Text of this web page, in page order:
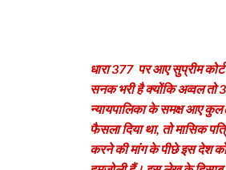
धारा 377 पर आए सुप्रीम
सनक भरी है क्‍योंकि अव्‍वल तो
न्‍यायपालिका के समक्ष आए कुल
फैसला दिया था, तो मासिक
करने की मांग के पीछे इस देश